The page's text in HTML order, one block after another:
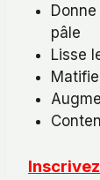
pâle
Lisse